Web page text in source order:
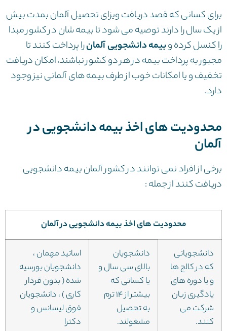
برای کسانی که قصد دریافت ویزای تحصیل آلمان بمدت بیش
از یک سال را دارند توصیه می شود تا بیمه شان در کشور مبدا
را کنسل کرده وبیمه دانشجویی آلمانرا پرداخت کنند تا
مجبور به پرداخت بیمه در هر دو کشور نباشند، امکان دریافت
تخفیف و یا امکانات خوب از طرف بیمه های آلمانی نیز وجود
دارد.
محدودیت های اخذ بیمه دانشجویی در
آلمان
برخی از افراد نمی توانند در کشور آلمان بیمه دانشجویی
دریافت کنند از جمله :
محدودیت های اخذ بیمه دانشجویی در آلمان
دانشجویانی
که در کالج ها
و یا دوره های
یادگیری زبان
شرکت می
کنند.
دانشجویان
بالای سی سال و
یا کسانی که
بیشتر از ۱۴ ترم
به تحصیل
مشغولند.
اساتید مهمان ،
دانشجویان بورسیه
شده ( بدون قردار
کاری ) ، دانشجویان
فوق لیسانس و
دکترا